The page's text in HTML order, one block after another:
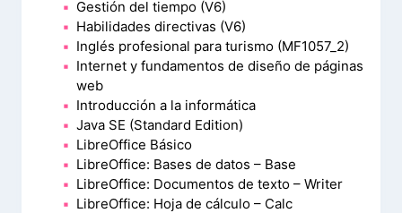
Gestión del tiempo (V6)
Habilidades directivas (V6)
Inglés profesional para turismo (MF1057_2)
Internet y fundamentos de diseño de páginas
web
Introducción a la informática
Java SE (Standard Edition)
LibreOffice Básico
LibreOffice: Bases de datos – Base
LibreOffice: Documentos de texto – Writer
LibreOffice: Hoja de cálculo – Calc